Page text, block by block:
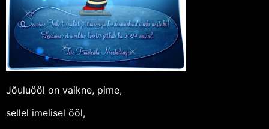
Jõuluööl on vaikne, pime,
sellel imelisel ööl,